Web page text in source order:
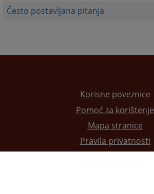
Često postavljana pitanja
Korisne poveznice
Pomoć za korištenje
Mapa stranice
Pravila privatnosti